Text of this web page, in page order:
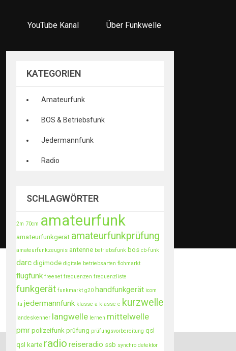
YouTube Kanal Über Funkwelle
KATEGORIEN
Amateurfunk
BOS & Betriebsfunk
Jedermannfunk
Radio
SCHLAGWÖRTER
2m 70cm amateurfunk
amateurfunkgerät amateurfunkprüfung
amateurfunkzeugnis antenne betriebsfunk bos cb-funk
darc digimode digitale betriebsarten flohmarkt
flugfunk freenet frequenzen frequenzliste
funkgerät funkmarkt g20 handfunkgerät icom
itu jedermannfunk klasse a klasse e kurzwelle
landeskenner langwelle lernen mittelwelle
pmr polizeifunk prüfung prüfungsvorbereitung qsl
qsl karte radio reiseradio ssb synchro detektor